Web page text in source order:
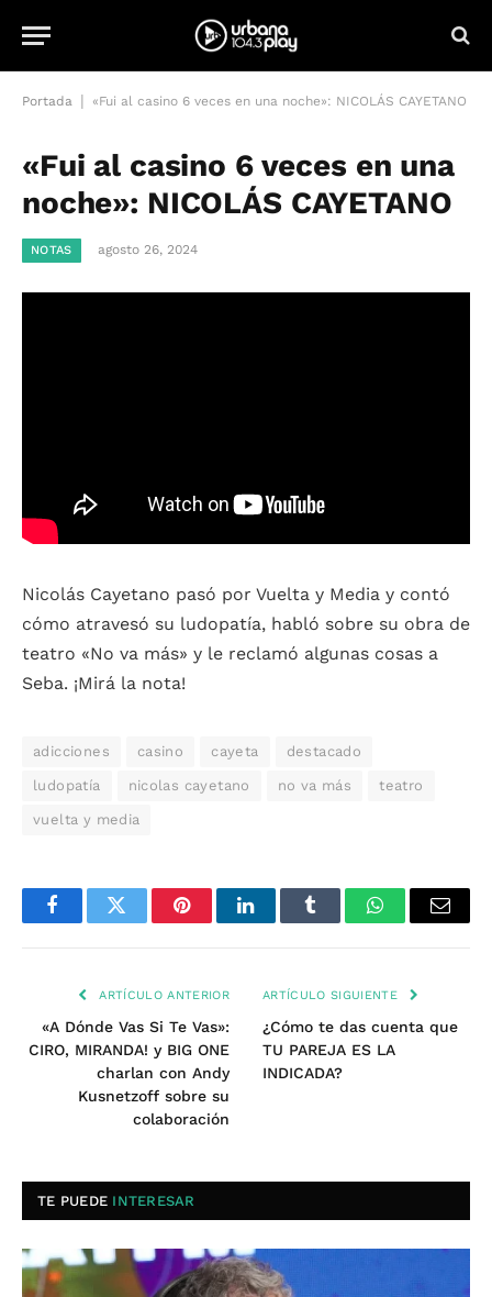
Portada «Fui al casino 6 veces en una noche»: NICOLÁS CAYETANO
«Fui al casino 6 veces en una
noche»: NICOLÁS CAYETANO
NOTAS agosto 26, 2024
Nicolás Cayetano pasó por Vuelta y Media y contó
cómo atravesó su ludopatía, habló sobre su obra de
teatro «No va más» y le reclamó algunas cosas a
Seba. ¡Mirá la nota!
adicciones casino cayeta destacado
ludopatía nicolas cayetano no va más teatro
vuelta y media
FacebookTwitter PinterestLinkedInTumblr WhatsAppEmail
ARTÍCULO ANTERIOR
«A Dónde Vas Si Te Vas»:
CIRO, MIRANDA! y BIG ONE
charlan con Andy
Kusnetzoff sobre su
colaboración
ARTÍCULO SIGUIENTE
¿Cómo te das cuenta que
TU PAREJA ES LA
INDICADA?
TE PUEDE INTERESAR